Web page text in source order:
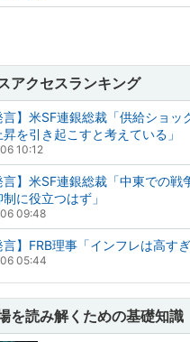
アクセスランキング
言】米SF連銀総裁「供給ショッ
を引き起こすと考えている」
10:12
言】米SF連銀総裁「中東での戦
に役立つはず」
09:48
言】FRB理事「インフレは高すぎ
05:44
を読み解くための基礎知識